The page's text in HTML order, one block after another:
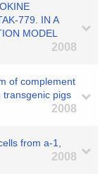
779. IN A
MODEL
2008
of complement
transgenic pigs
2008
from a-1,
2008